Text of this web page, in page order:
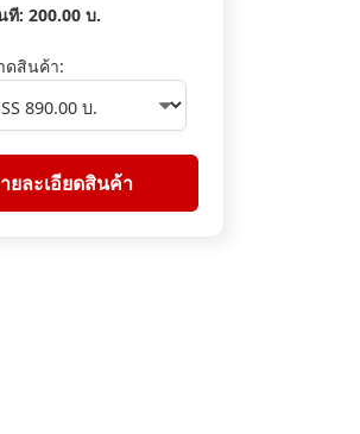
ที: 200.00บ.
ดสินค้า:
ยละเอียดสินค้า